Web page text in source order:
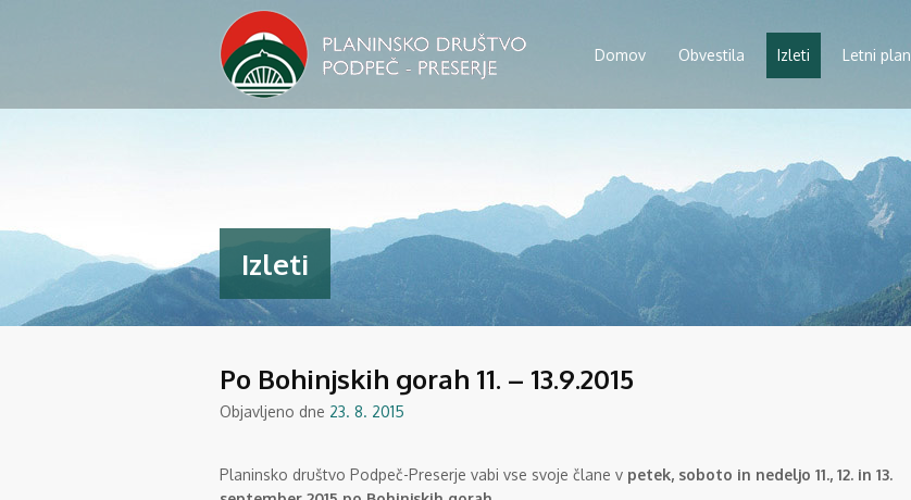
Domov Obvestila Izleti Letni plan
Izleti
Po Bohinjskih gorah 11. – 13.9.2015
Objavljeno dne 23. 8. 2015
Planinsko društvo Podpeč-Preserje vabi vse svoje člane v petek, soboto in nedeljo 11., 12. in 13.